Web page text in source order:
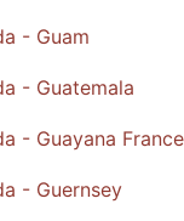
- Guam
- Guatemala
- Guayana
- Guernsey